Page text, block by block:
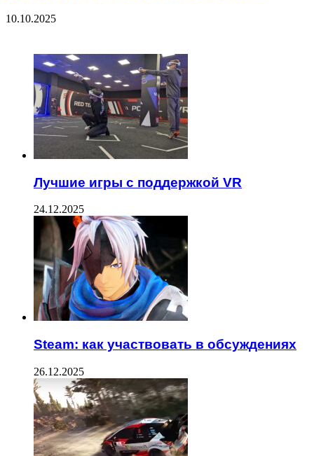
10.10.2025
Лучшие игры с поддержкой VR
24.12.2025
Steam: как участвовать в обсуждениях
26.12.2025